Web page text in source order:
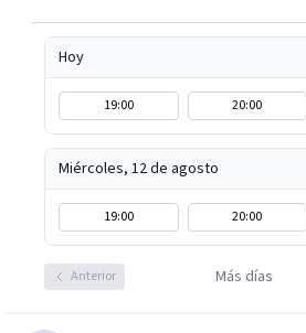
Hoy
19:00 20:00
Miércoles, 12 de agosto
19:00 20:00
Anterior Más días